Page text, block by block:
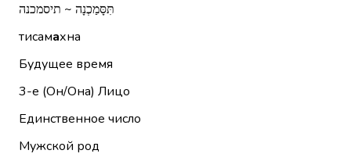
תִּסָּמַכְנָה ~ תיסמכנה
тисамахна
Будущее время
3-е (Он/Она) Лицо
Единственное число
Мужской род